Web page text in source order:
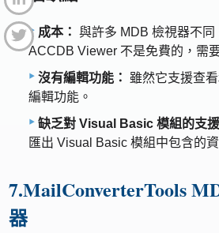
成本： 與許多 MDB 檢視器不
ACCDB Viewer 不是免費的，需
沒有編輯功能：
雖然它支援查
編輯功能。
缺乏對 Visual Basic 模組的支援
匯出 Visual Basic 模組中包含的資
7.MailConverterTools
器